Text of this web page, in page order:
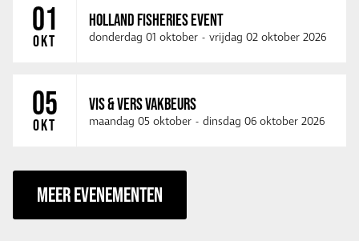
01
OKT
HOLLAND FISHERIES EVENT
donderdag 01 oktober - vrijdag 02 oktober 2026
05
OKT
VIS & VERS VAKBEURS
maandag 05 oktober - dinsdag 06 oktober 2026
MEER EVENEMENTEN